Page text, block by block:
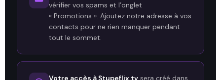
vérifier vos spams et l’onglet
« Promotions ». Ajoutez notre adresse à vos
contacts pour ne rien manquer pendant
tout le sommet.
Votre accès à Stupeflix.tv sera créé dans